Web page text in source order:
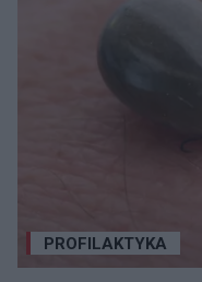
PROFILAKTYKA